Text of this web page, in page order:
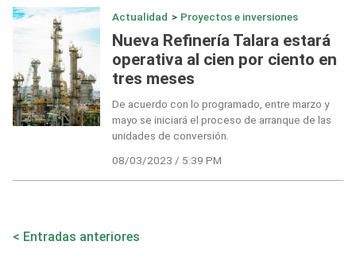
Actualidad > Proyectos e inversiones
Nueva Refinería Talara estará
operativa al cien por ciento en
tres meses
De acuerdo con lo programado, entre marzo y
mayo se iniciará el proceso de arranque de las
unidades de conversión.
08/03/2023 / 5:39 PM
Navegación
Entradas anteriores